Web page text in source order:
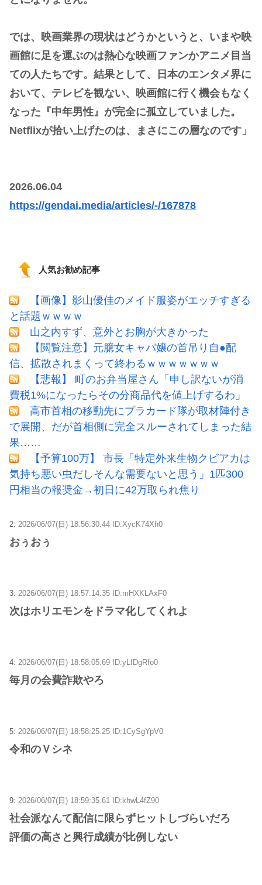
では、映画業界の現状はどうかというと、いまや映
画館に足を運ぶのは熱心な映画ファンかアニメ目当
ての人たちです。結果として、日本のエンタメ界に
おいて、テレビを観ない、映画館に行く機会もなく
なった『中年男性』が完全に孤立していました。
Netflixが拾い上げたのは、まさにこの層なのです」
2026.06.04
https://gendai.media/articles/-/167878
人気お勧め記事
【画像】影山優佳のメイド服姿がエッチすぎる
と話題ｗｗｗｗ
山之内すず、意外とお胸が大きかった
【閲覧注意】元臆女キャバ嬢の首吊り自●配
信、拡散されまくって終わるｗｗｗｗｗｗｗ
【悲報】 町のお弁当屋さん「申し訳ないが消
費税1%になったらその分商品代を値上げするわ」
高市首相の移動先にプラカード隊が取材陣付き
で展開、だが首相側に完全スルーされてしまった結
果……
【予算100万】 市長「特定外来生物クビアカは
気持ち悪い虫だしそんな需要ないと思う」1匹300
円相当の報奨金→初日に42万取られ焦り
2: 2026/06/07(日) 18:56:30.44 ID:XycK74Xh0
おぅおぅ
3: 2026/06/07(日) 18:57:14.35 ID:mHXKLAxF0
次はホリエモンをドラマ化してくれよ
4: 2026/06/07(日) 18:58:05.69 ID:yLIDgRfo0
毎月の会費詐欺やろ
5: 2026/06/07(日) 18:58:25.25 ID:1CySgYpV0
令和のＶシネ
9: 2026/06/07(日) 18:59:35.61 ID:khwL4fZ90
社会派なんて配信に限らずヒットしづらいだろ
評価の高さと興行成績が比例しない